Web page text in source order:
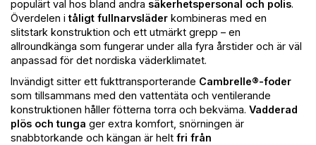
populärt val hos bland andra säkerhetspersonal och polis.
Överdelen itåligt fullnarvsläder kombineras med en
slitstark konstruktion och ett utmärkt grepp – en
allroundkänga som fungerar under alla fyra årstider och är väl
anpassad för det nordiska väderklimatet.
Invändigt sitter ett fukttransporterande Cambrelle®-foder
som tillsammans med den vattentäta och ventilerande
konstruktionen håller fötterna torra och bekväma. Vadderad
plös och tunga ger extra komfort, snörningen är
snabbtorkande och kängan är helt fri från